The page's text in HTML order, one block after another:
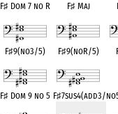
F♯ Dom 7 no R F♯Maj
F♯9(no3/5) F♯9(noR/5)
F♯ Dom 9 no 5 F♯7sus4(add3/